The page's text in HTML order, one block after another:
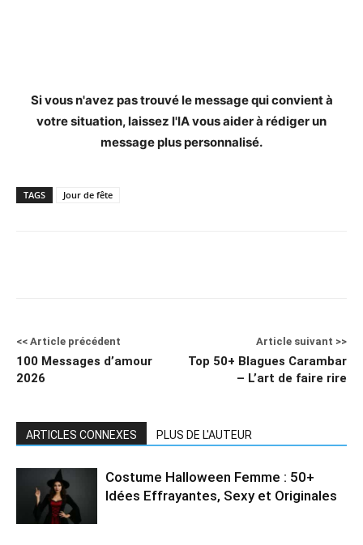
Si vous n'avez pas trouvé le message qui convient à
votre situation, laissez l'IA vous aider à rédiger un
message plus personnalisé.
TAGS Jour de fête
<< Article précédent
100 Messages d’amour
2026
Article suivant >>
Top 50+ Blagues Carambar
– L’art de faire rire
ARTICLES CONNEXES PLUS DE L'AUTEUR
Costume Halloween Femme : 50+
Idées Effrayantes, Sexy et Originales